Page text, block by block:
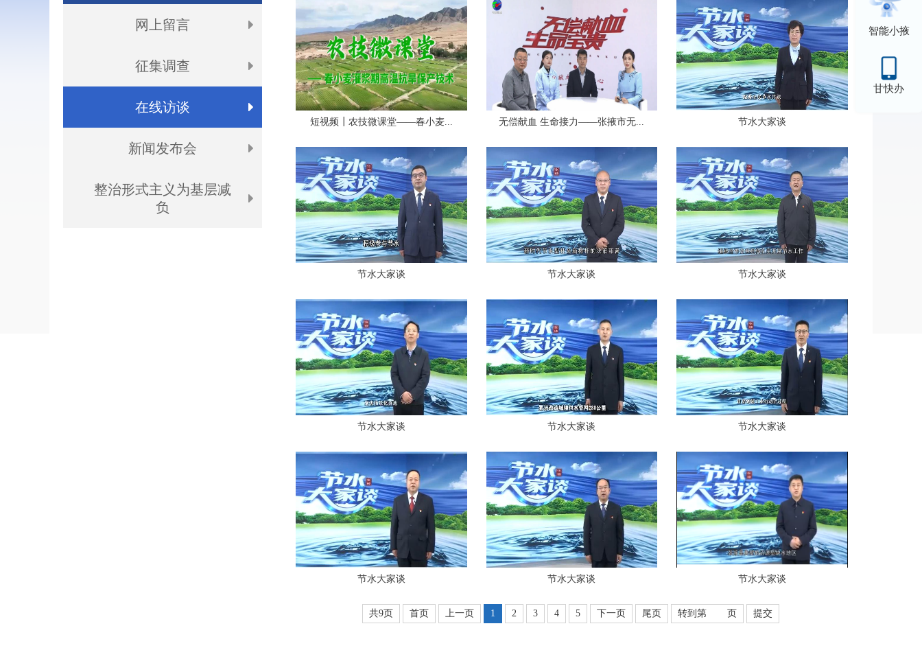
智能小掖
甘快办
网上留言
征集调查
在线访谈
新闻发布会
整治形式主义为基层减
负
短视频┃农技微课堂——春小麦... 无偿献血 生命接力——张掖市无... 节水大家谈
节水大家谈 节水大家谈 节水大家谈
节水大家谈 节水大家谈 节水大家谈
节水大家谈 节水大家谈 节水大家谈
共9页 首页 上一页 1 2 3 4 5 下一页 尾页 转到第 页 提交